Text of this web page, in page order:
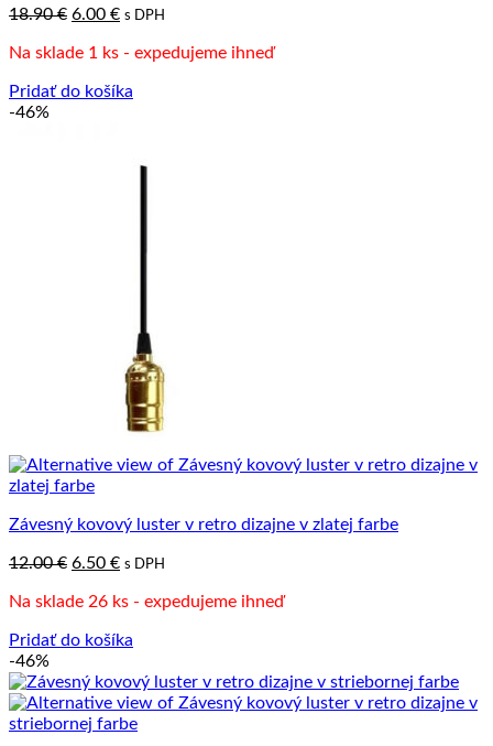
18.90€ Pôvodná
bola:
6.00 €Aktuálna
je:
s DPH
Na sklade 1 ks - expedujeme ihneď
Pridať do košíka
-46%
Závesný kovový luster v retro dizajne v zlatej farbe
12.00€ Pôvodná
bola:
6.50 €Aktuálna
je:
s DPH
Na sklade 26 ks - expedujeme ihneď
Pridať do košíka
-46%